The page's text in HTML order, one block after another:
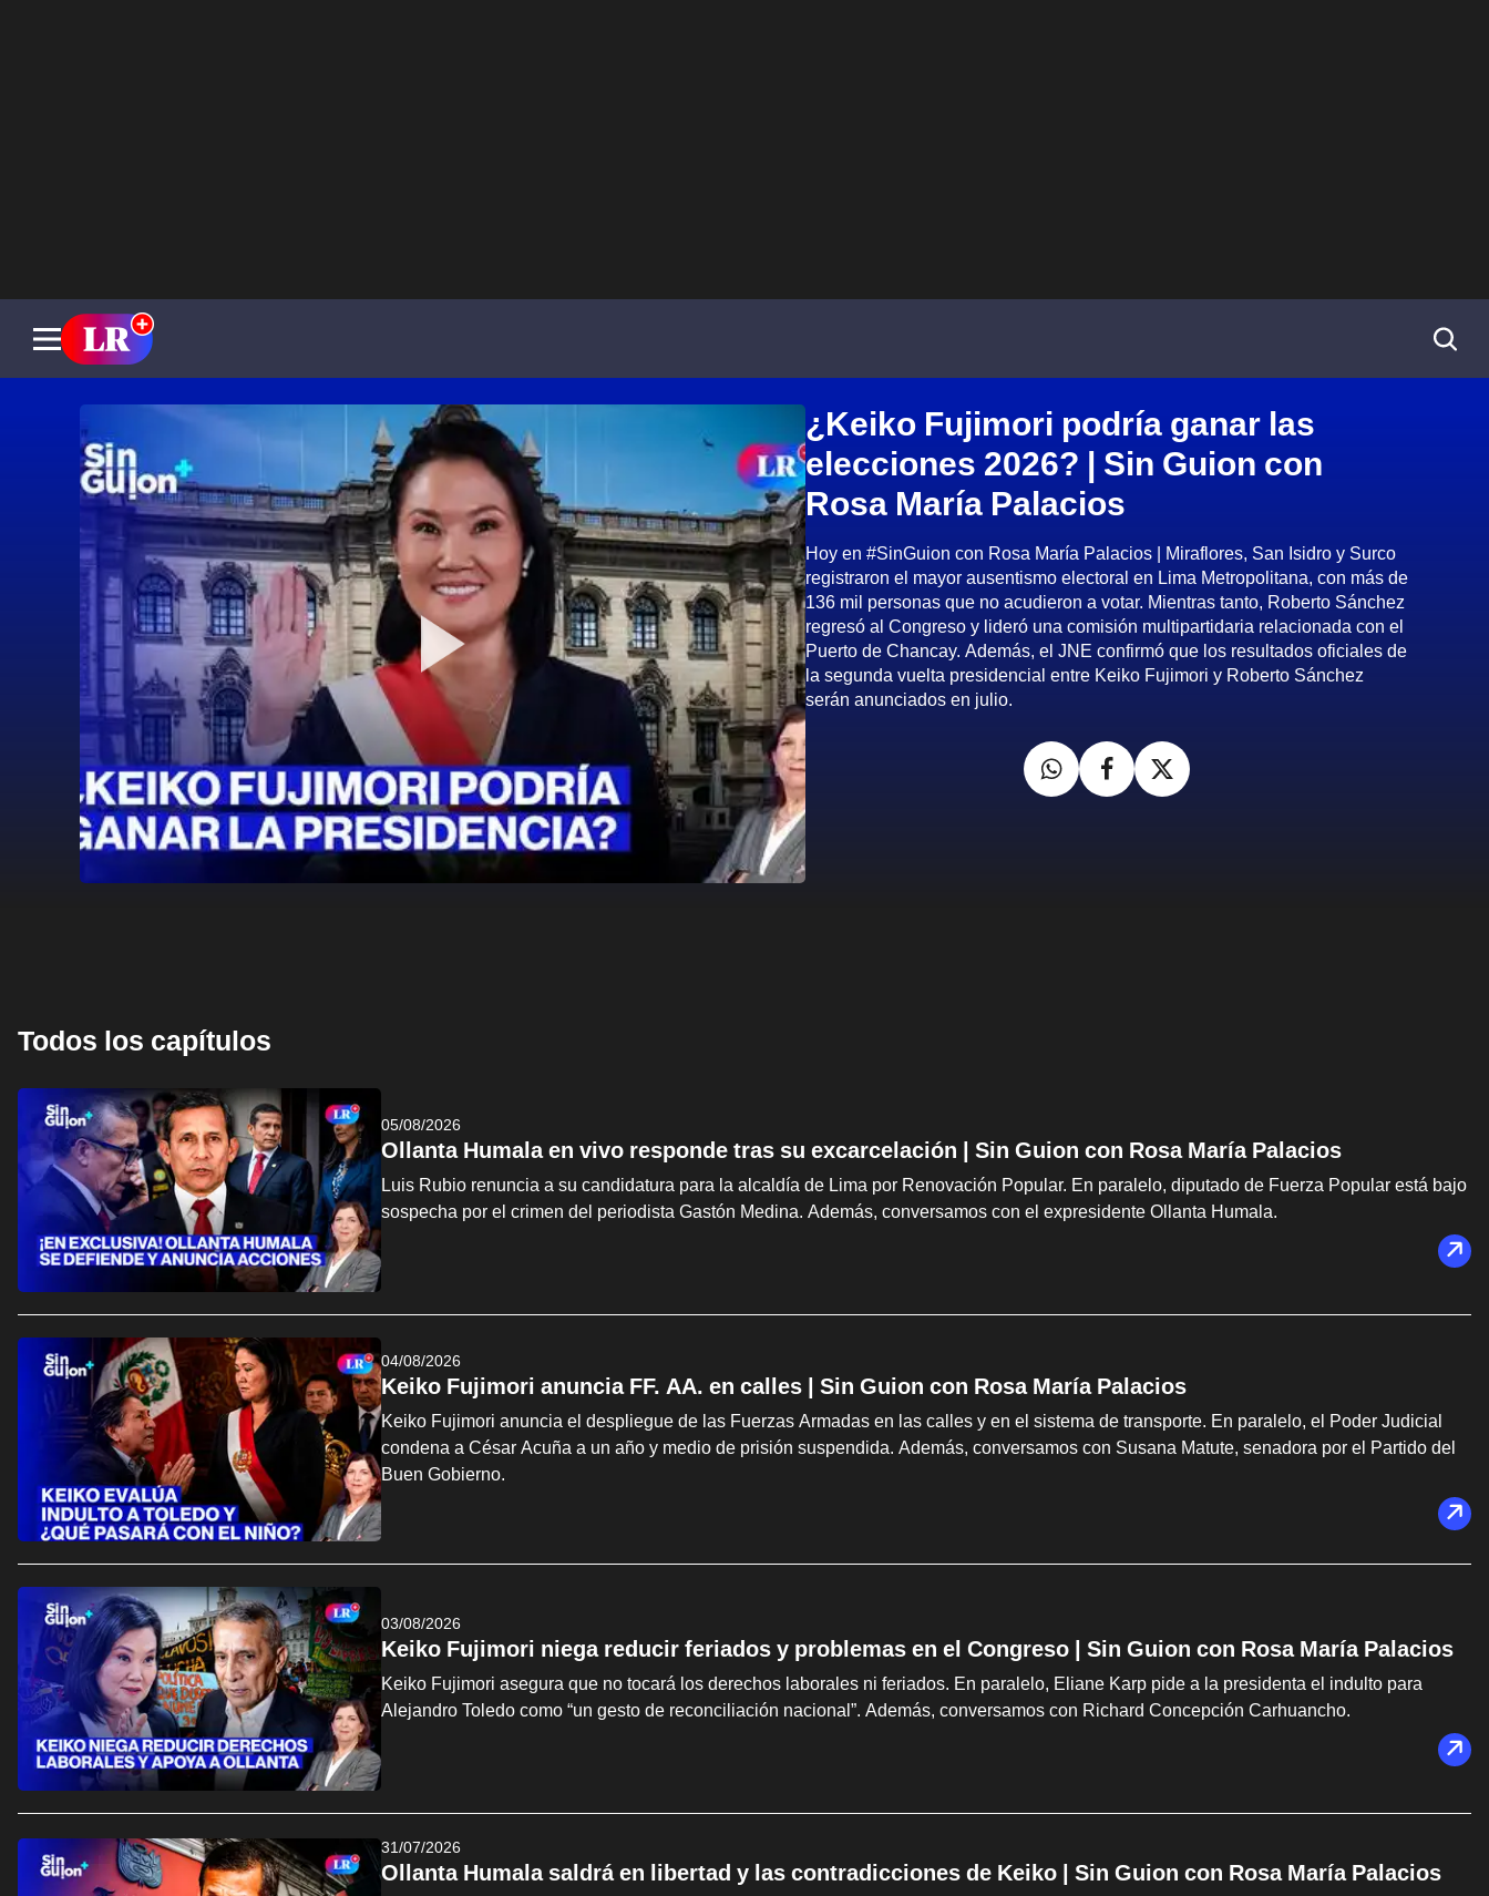
¿Keiko Fujimori podría ganar las
elecciones 2026? | Sin Guion con
Rosa María Palacios
Hoy en #SinGuion con Rosa María Palacios | Miraflores, San Isidro y Surco
registraron el mayor ausentismo electoral en Lima Metropolitana, con más de
136 mil personas que no acudieron a votar. Mientras tanto, Roberto Sánchez
regresó al Congreso y lideró una comisión multipartidaria relacionada con el
Puerto de Chancay. Además, el JNE confirmó que los resultados oficiales de
la segunda vuelta presidencial entre Keiko Fujimori y Roberto Sánchez
serán anunciados en julio.
Todos los capítulos
05/08/2026
Ollanta Humala en vivo responde tras su excarcelación | Sin Guion con Rosa María Palacios
Luis Rubio renuncia a su candidatura para la alcaldía de Lima por Renovación Popular. En paralelo, diputado de Fuerza Popular está bajo
sospecha por el crimen del periodista Gastón Medina. Además, conversamos con el expresidente Ollanta Humala.
04/08/2026
Keiko Fujimori anuncia FF. AA. en calles | Sin Guion con Rosa María Palacios
Keiko Fujimori anuncia el despliegue de las Fuerzas Armadas en las calles y en el sistema de transporte. En paralelo, el Poder Judicial
condena a César Acuña a un año y medio de prisión suspendida. Además, conversamos con Susana Matute, senadora por el Partido del
Buen Gobierno.
03/08/2026
Keiko Fujimori niega reducir feriados y problemas en el Congreso | Sin Guion con Rosa María Palacios
Keiko Fujimori asegura que no tocará los derechos laborales ni feriados. En paralelo, Eliane Karp pide a la presidenta el indulto para
Alejandro Toledo como “un gesto de reconciliación nacional”. Además, conversamos con Richard Concepción Carhuancho.
31/07/2026
Ollanta Humala saldrá en libertad y las contradicciones de Keiko | Sin Guion con Rosa María Palacios